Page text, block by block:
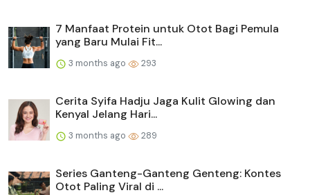
7 Manfaat Protein untuk Otot Bagi Pemula
yang Baru Mulai Fit...
3 months ago 293
Cerita Syifa Hadju Jaga Kulit Glowing dan
Kenyal Jelang Hari...
3 months ago 289
Series Ganteng-Ganteng Genteng: Kontes
Otot Paling Viral di ...